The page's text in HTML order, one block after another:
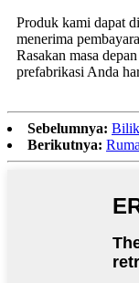
Produk kami dapat
menerima
Rasakan masa
prefabrikasi Anda
Sebelumnya: Bilik
Berikutnya: